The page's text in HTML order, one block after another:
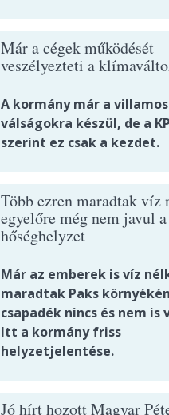
Már a cégek működését
veszélyezteti a
A kormány már a
válságokra készül, de a
szerint ez csak a kezdet.
Több ezren maradtak víz
egyelőre még nem javul a
hőséghelyzet
Már az emberek is víz
maradtak Paks
csapadék nincs és nem is
Itt a kormány friss
helyzetjelentése.
Jó hírt hozott Magyar